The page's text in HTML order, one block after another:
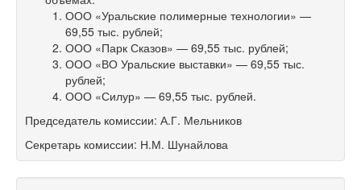
ООО «Уральские полимерные технологии» —
69,55 тыс. рублей;
ООО «Парк Сказов» — 69,55 тыс. рублей;
ООО «ВО Уральские выставки» — 69,55 тыс.
рублей;
ООО «Силур» — 69,55 тыс. рублей.
Председатель комиссии: А.Г. Мельников
Секретарь комиссии: Н.М. Шунайлова